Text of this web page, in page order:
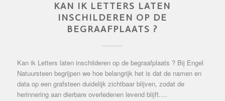
KAN IK LETTERS LATEN
INSCHILDEREN OP DE
BEGRAAFPLAATS ?
Kan ik Letters laten inschilderen op de begraafplaats ? Bij Engel
Natuursteen begrijpen we hoe belangrijk het is dat de namen en
data op een grafsteen duidelijk zichtbaar blijven, zodat de
herinnering aan dierbare overledenen levend blijft.…